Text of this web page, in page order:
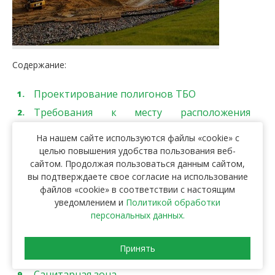
Содержание:
Проектирование полигонов ТБО
Требования к месту расположения
Устройство полигонов ТБО
Технологии сортировки отходов
Сооружение противофильтрационного
экрана (ПФЭ)
Дренажная система сбора и отвода
Инженерные сооружения
Хозяйственная зона
На нашем сайте используются файлы «cookie» с
целью повышения удобства пользования веб-
сайтом. Продолжая пользоваться данным сайтом,
вы подтверждаете свое согласие на использование
файлов «cookie» в соответствии с настоящим
уведомлением и Политикой обработки
персональных данных.
Принять